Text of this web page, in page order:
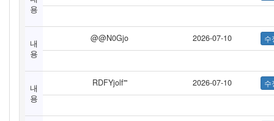
용
내
용
@@N0Gjo 2026-07-10
내
용
RDFYjolf'" 2026-07-10